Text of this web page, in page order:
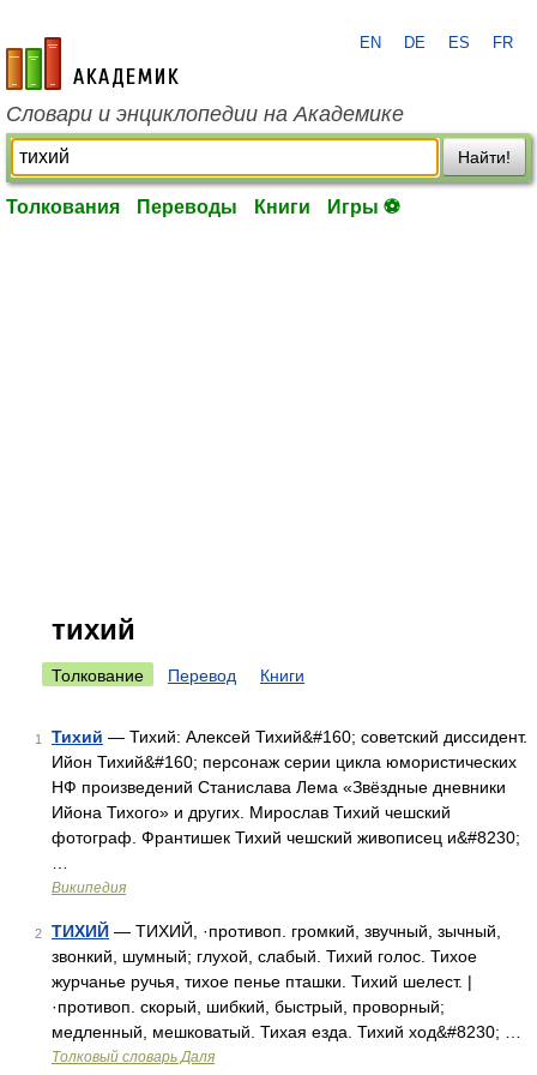
academic.ru
EN DE ES FR
Словари и энциклопедии на Академике
Найти!
Толкования Переводы Книги Игры ⚽
тихий
Толкование Перевод Книги
1 Тихий — Тихий: Алексей Тихий&#160; советский диссидент.
Ийон Тихий&#160; персонаж серии цикла юмористических
НФ произведений Станислава Лема «Звёздные дневники
Ийона Тихого» и других. Мирослав Тихий чешский
фотограф. Франтишек Тихий чешский живописец и&#8230;
Википедия
2 ТИХИЙ — ТИХИЙ, ·противоп. громкий, звучный, зычный,
звонкий, шумный; глухой, слабый. Тихий голос. Тихое
журчанье ручья, тихое пенье пташки. Тихий шелест. |
·противоп. скорый, шибкий, быстрый, проворный;
медленный, мешковатый. Тихая езда. Тихий ход&#8230; …
Толковый словарь Даля